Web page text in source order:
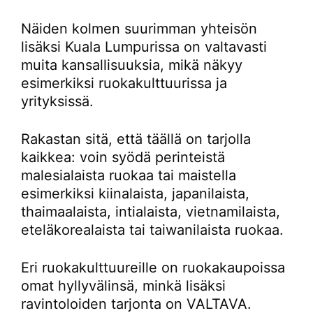
Näiden kolmen suurimman yhteisön
lisäksi Kuala Lumpurissa on valtavasti
muita kansallisuuksia, mikä näkyy
esimerkiksi ruokakulttuurissa ja
yrityksissä.
Rakastan sitä, että täällä on tarjolla
kaikkea: voin syödä perinteistä
malesialaista ruokaa tai maistella
esimerkiksi kiinalaista, japanilaista,
thaimaalaista, intialaista, vietnamilaista,
eteläkorealaista tai taiwanilaista ruokaa.
Eri ruokakulttuureille on ruokakaupoissa
omat hyllyvälinsä, minkä lisäksi
ravintoloiden tarjonta on VALTAVA.